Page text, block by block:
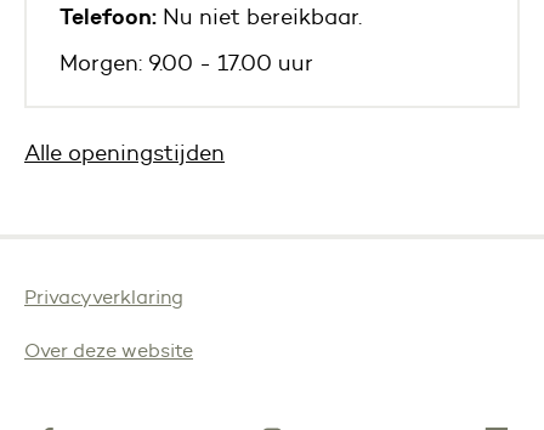
Telefoon: Nu niet bereikbaar.
Morgen: 9.00 - 17.00 uur
Alle openingstijden
Privacyverklaring
Over deze website